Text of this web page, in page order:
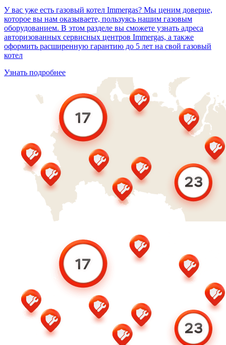
У вас уже есть газовый котел Immergas? Мы ценим доверие,
которое вы нам оказываете, пользуясь нашим газовым
оборудованием. В этом разделе вы сможете узнать адреса
авторизованных сервисных центров Immergas, а также
оформить расширенную гарантию до 5 лет на свой газовый
котел
Узнать подробнее